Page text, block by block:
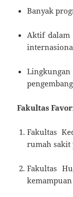
Banyak
Aktif dalam
Fakultas
Fakultas
rumah sakit
Fakultas